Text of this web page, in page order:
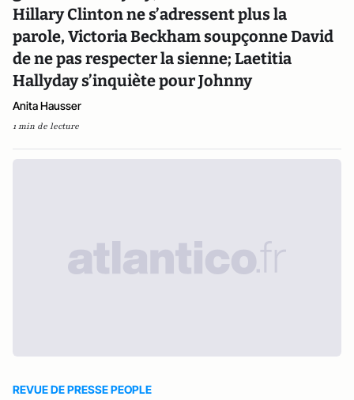
Hillary Clinton ne s’adressent plus la
parole, Victoria Beckham soupçonne David
de ne pas respecter la sienne; Laetitia
Hallyday s’inquiète pour Johnny
Anita Hausser
1 min de lecture
REVUE DE PRESSE PEOPLE